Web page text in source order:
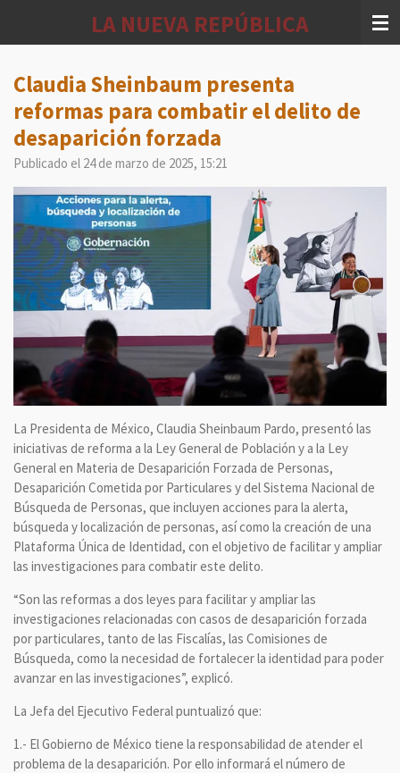
principal
LA NUEVA REPÚBLICA
Claudia Sheinbaum presenta
reformas para combatir el delito de
desaparición forzada
Publicado el 24 de marzo de 2025, 15:21
La Presidenta de México, Claudia Sheinbaum Pardo, presentó las
iniciativas de reforma a la Ley General de Población y a la Ley
General en Materia de Desaparición Forzada de Personas,
Desaparición Cometida por Particulares y del Sistema Nacional de
Búsqueda de Personas, que incluyen acciones para la alerta,
búsqueda y localización de personas, así como la creación de una
Plataforma Única de Identidad, con el objetivo de facilitar y ampliar
las investigaciones para combatir este delito.
“Son las reformas a dos leyes para facilitar y ampliar las
investigaciones relacionadas con casos de desaparición forzada
por particulares, tanto de las Fiscalías, las Comisiones de
Búsqueda, como la necesidad de fortalecer la identidad para poder
avanzar en las investigaciones”, explicó.
La Jefa del Ejecutivo Federal puntualizó que:
1.- El Gobierno de México tiene la responsabilidad de atender el
problema de la desaparición. Por ello informará el número de